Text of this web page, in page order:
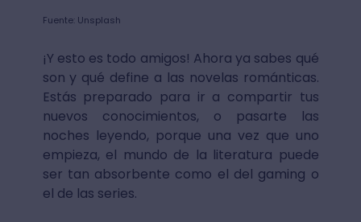
Fuente: Unsplash
¡Y esto es todo amigos! Ahora ya sabes qué
son y qué define a las novelas románticas.
Estás preparado para ir a compartir tus
nuevos conocimientos, o pasarte las
noches leyendo, porque una vez que uno
empieza, el mundo de la literatura puede
ser tan absorbente como el del gaming o
el de las series.